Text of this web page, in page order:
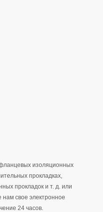
изоляционных
прокладках,
прокладок и т. д. или
нам свое электронное
24 часов.